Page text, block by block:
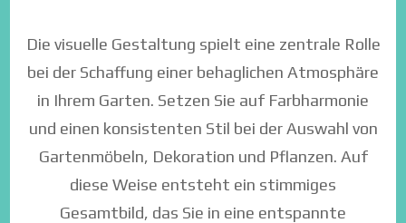
Die visuelle Gestaltung spielt eine zentrale Rolle
bei der Schaffung einer behaglichen Atmosphäre
in Ihrem Garten. Setzen Sie auf Farbharmonie
und einen konsistenten Stil bei der Auswahl von
Gartenmöbeln, Dekoration und Pflanzen. Auf
diese Weise entsteht ein stimmiges
Gesamtbild, das Sie in eine entspannte